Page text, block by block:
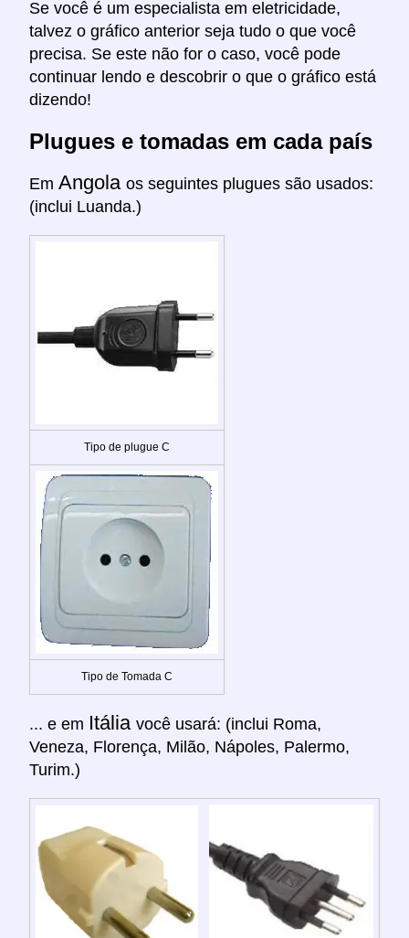
Se você é um especialista em eletricidade,
talvez o gráfico anterior seja tudo o que você
precisa. Se este não for o caso, você pode
continuar lendo e descobrir o que o gráfico está
dizendo!
Plugues e tomadas em cada país
Em Angola os seguintes plugues são usados:
(inclui Luanda.)
Tipo de plugue C
Tipo de Tomada C
... e em Itália você usará: (inclui Roma,
Veneza, Florença, Milão, Nápoles, Palermo,
Turim.)